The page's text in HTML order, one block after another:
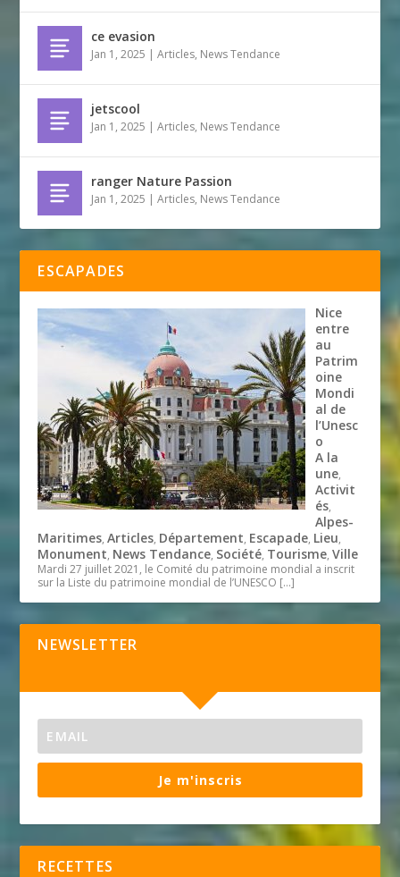
ce evasion
Jan 1, 2025 |Articles, News Tendance
jetscool
Jan 1, 2025 |Articles, News Tendance
ranger Nature Passion
Jan 1, 2025 |Articles, News Tendance
ESCAPADES
Nice
entre
au
Patrim
oine
Mondi
al de
l’Unesc
o
A la
une,
Activit
és,
Alpes-
Maritimes,Articles, Département, Escapade, Lieu,
Monument, News Tendance, Société, Tourisme,Ville
Mardi 27 juillet 2021, le Comité du patrimoine mondial a inscrit
sur la Liste du patrimoine mondial de l’UNESCO […]
NEWSLETTER
Je m'inscris
RECETTES